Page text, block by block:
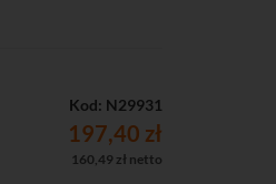
Kod: N29931
197,40 zł
160,49 zł netto